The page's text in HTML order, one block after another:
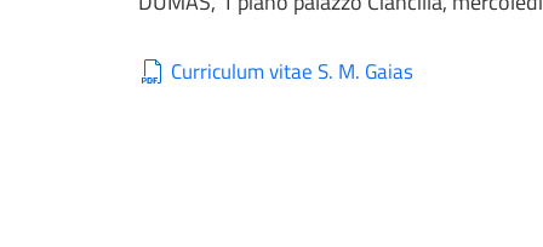
Curriculum vitae S. M. Gaias